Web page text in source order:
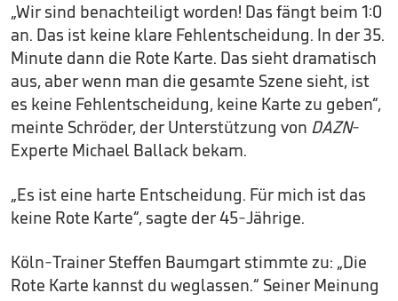
„Wir sind benachteiligt worden! Das fängt beim 1:0
an. Das ist keine klare Fehlentscheidung. In der 35.
Minute dann die Rote Karte. Das sieht dramatisch
aus, aber wenn man die gesamte Szene sieht, ist
es keine Fehlentscheidung, keine Karte zu geben“,
meinte Schröder, der Unterstützung von DAZN-
Experte Michael Ballack bekam.
„Es ist eine harte Entscheidung. Für mich ist das
keine Rote Karte“, sagte der 45-Jährige.
Köln-Trainer Steffen Baumgart stimmte zu: „Die
Rote Karte kannst du weglassen.“ Seiner Meinung